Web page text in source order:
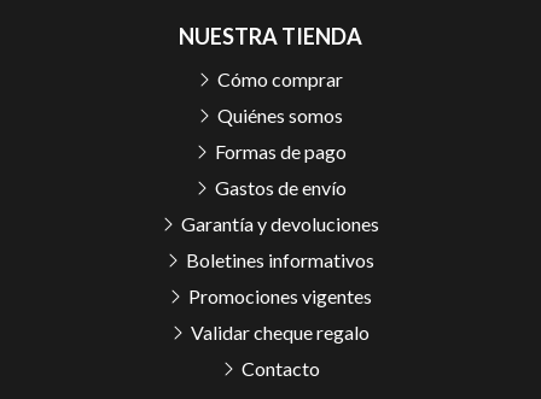
NUESTRA TIENDA
Cómo comprar
Quiénes somos
Formas de pago
Gastos de envío
Garantía y devoluciones
Boletines informativos
Promociones vigentes
Validar cheque regalo
Contacto